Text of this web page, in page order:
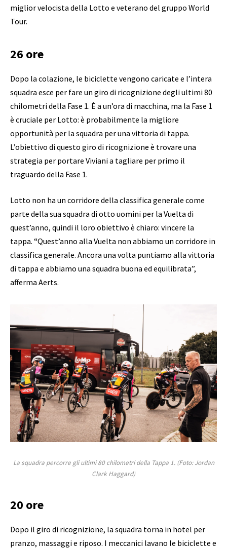
miglior velocista della Lotto e veterano del gruppo World
Tour.
26 ore
Dopo la colazione, le biciclette vengono caricate e l’intera
squadra esce per fare un giro di ricognizione degli ultimi 80
chilometri della Fase 1. È a un’ora di macchina, ma la Fase 1
è cruciale per Lotto: è probabilmente la migliore
opportunità per la squadra per una vittoria di tappa.
L’obiettivo di questo giro di ricognizione è trovare una
strategia per portare Viviani a tagliare per primo il
traguardo della Fase 1.
Lotto non ha un corridore della classifica generale come
parte della sua squadra di otto uomini per la Vuelta di
quest’anno, quindi il loro obiettivo è chiaro: vincere la
tappa. “Quest’anno alla Vuelta non abbiamo un corridore in
classifica generale. Ancora una volta puntiamo alla vittoria
di tappa e abbiamo una squadra buona ed equilibrata”,
afferma Aerts.
La squadra percorre gli ultimi 80 chilometri della Tappa 1.(Foto: Jordan
Clark Haggard)
20 ore
Dopo il giro di ricognizione, la squadra torna in hotel per
pranzo, massaggi e riposo. I meccanici lavano le biciclette e